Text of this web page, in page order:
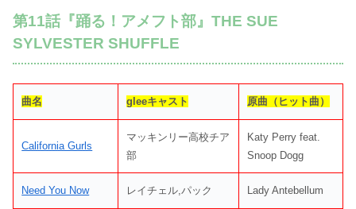
第11話『踊る！アメフト部』THE SUE
SYLVESTER SHUFFLE
曲名 gleeキャスト 原曲（ヒット曲）
California Gurls
マッキンリー高校チア
部
Katy Perry feat.
Snoop Dogg
Need You Now レイチェル,パック Lady Antebellum